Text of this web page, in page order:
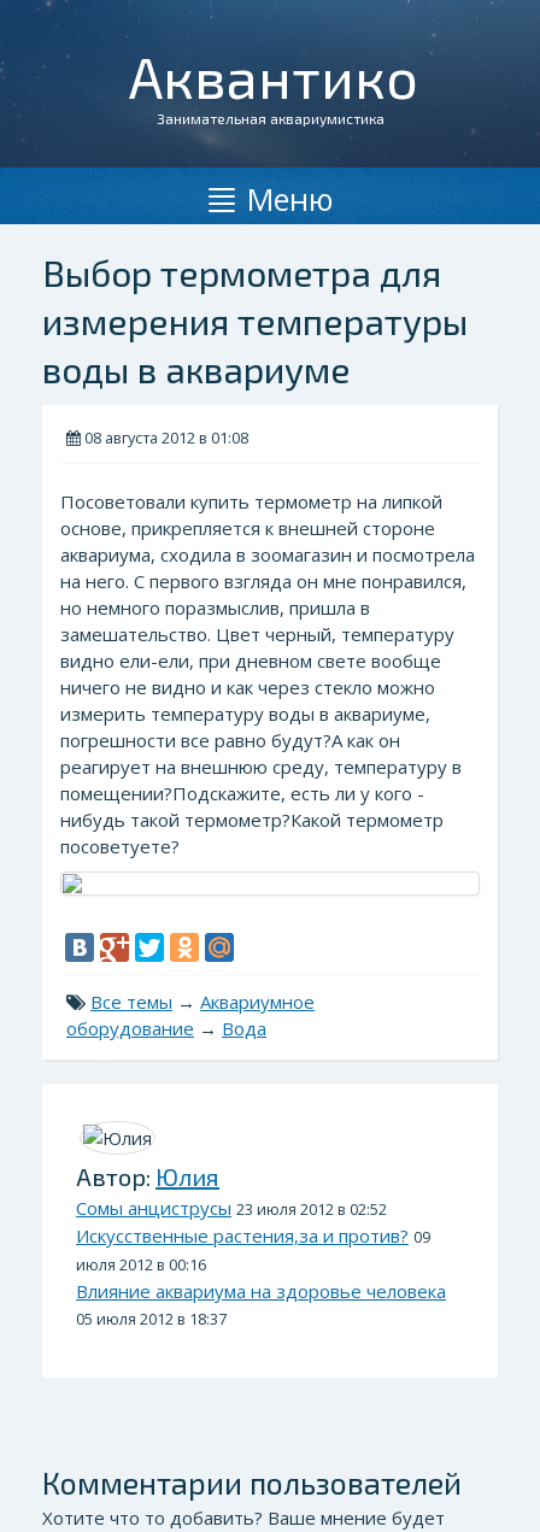
Аквантико
Занимательная аквариумистика
Меню
Выбор термометра для
измерения температуры
воды в аквариуме
08 августа 2012 в 01:08
Посоветовали купить термометр на липкой
основе, прикрепляется к внешней стороне
аквариума, сходила в зоомагазин и посмотрела
на него. С первого взгляда он мне понравился,
но немного поразмыслив, пришла в
замешательство. Цвет черный, температуру
видно ели-ели, при дневном свете вообще
ничего не видно и как через стекло можно
измерить температуру воды в аквариуме,
погрешности все равно будут?А как он
реагирует на внешнюю среду, температуру в
помещении?Подскажите, есть ли у кого -
нибудь такой термометр?Какой термометр
посоветуете?
Все темы → Аквариумное
оборудование → Вода
Автор: Юлия
Сомы анциструсы 23 июля 2012 в 02:52
Искусственные растения,за и против? 09
июля 2012 в 00:16
Влияние аквариума на здоровье человека
05 июля 2012 в 18:37
Комментарии пользователей
Хотите что то добавить? Ваше мнение будет